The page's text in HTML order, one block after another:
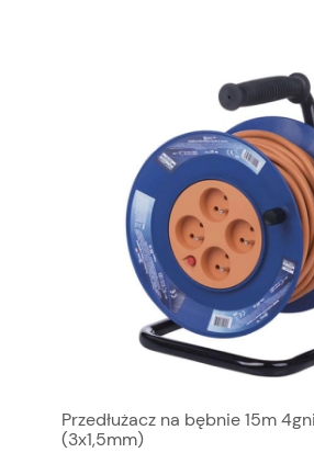
Przedłużacz na bębnie 15m
(3x1,5mm)